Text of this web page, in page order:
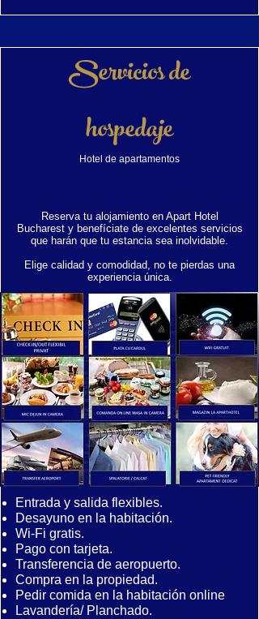
Servicios de
hospedaje
Hotel de apartamentos
Reserva tu alojamiento en Apart Hotel
Bucharest y benefíciate de excelentes servicios
que harán que tu estancia sea inolvidable.
Elige calidad y comodidad, no te pierdas una
experiencia única.
Entrada y salida flexibles.
Desayuno en la habitación.
Wi-Fi gratis.
Pago con tarjeta.
Transferencia de aeropuerto.
Compra en la propiedad.
Pedir comida en la habitación online
​Lavandería/ Planchado.